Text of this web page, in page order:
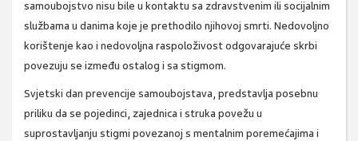
samoubojstvo nisu bile u kontaktu sa zdravstvenim ili socijalnim
službama u danima koje je prethodilo njihovoj smrti. Nedovoljno
korištenje kao i nedovoljna raspoloživost odgovarajuće skrbi
povezuju se između ostalog i sa stigmom.
Svjetski dan prevencije samoubojstava, predstavlja posebnu
priliku da se pojedinci, zajednica i struka povežu u
suprostavljanju stigmi povezanoj s mentalnim poremećajima i